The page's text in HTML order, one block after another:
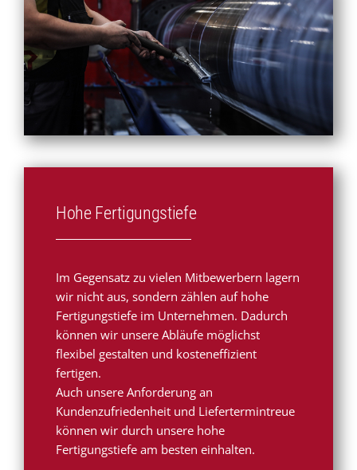
Hohe Fertigungstiefe
Im Gegensatz zu vielen Mitbewerbern lagern
wir nicht aus, sondern zählen auf hohe
Fertigungstiefe im Unternehmen. Dadurch
können wir unsere Abläufe möglichst
flexibel gestalten und kosteneffizient
fertigen.
Auch unsere Anforderung an
Kundenzufriedenheit und Liefertermintreue
können wir durch unsere hohe
Fertigungstiefe am besten einhalten.